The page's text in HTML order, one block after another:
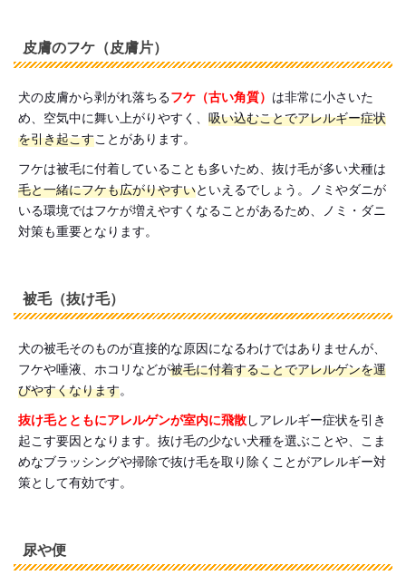
皮膚のフケ（皮膚片）
犬の皮膚から剥がれ落ちるフケ（古い角質） は非常に小さいた
め、空気中に舞い上がりやすく、 吸い込むことでアレルギー症状
を引き起こすことがあります。
フケは被毛に付着していることも多いため、抜け毛が多い犬種は
毛と一緒にフケも広がりやすいといえるでしょう。ノミやダニが
いる環境ではフケが増えやすくなることがあるため、ノミ・ダニ
対策も重要となります。
被毛（抜け毛）
犬の被毛そのものが直接的な原因になるわけではありませんが、
フケや唾液、ホコリなどが被毛に付着することでアレルゲンを運
びやすくなります。
抜け毛とともにアレルゲンが室内に飛散しアレルギー症状を引き
起こす要因となります。抜け毛の少ない犬種を選ぶことや、こま
めなブラッシングや掃除で抜け毛を取り除くことがアレルギー対
策として有効です。
尿や便